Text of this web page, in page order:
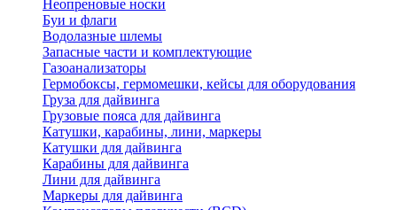
Неопреновые носки
Буи и флаги
Водолазные шлемы
Запасные части и комплектующие
Газоанализаторы
Гермобоксы, гермомешки, кейсы для оборудования
Груза для дайвинга
Грузовые пояса для дайвинга
Катушки, карабины, лини, маркеры
Катушки для дайвинга
Карабины для дайвинга
Лини для дайвинга
Маркеры для дайвинга